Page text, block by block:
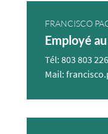
FRANCISCO
Employé
Tél: 803 803 226​
Mail: